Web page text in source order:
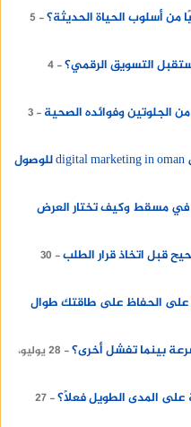
من أسلوب الحياة الحديثة؟
5
التسويق الرقمي؟ 4
الجلوتين وفوائده الصحية
3
لماذا تعتمد المؤسسات الإخبارية على digital marketing in oman للوصول
في مسقط وكيف تختار العرض
قبل اتخاذ قرار الطلب
30
على الحفاظ على طاقتك طوال
بينما تفشل أخرى؟
28 يوليو،
المدى الطويل فعلًا؟ 27